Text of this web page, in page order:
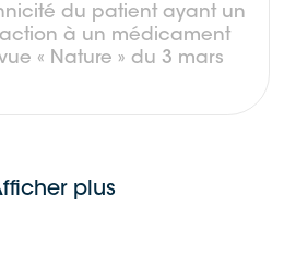
du patient ayant un
à un médicament
« Nature » du 3 mars
plus